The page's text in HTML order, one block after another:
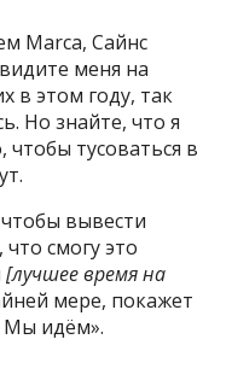
Marca, Сайнс
меня на
в этом году, так
Но знайте, что я
тусоваться в
вывести
смогу это
[лучшее время на
мере, покажет
Мы идём».